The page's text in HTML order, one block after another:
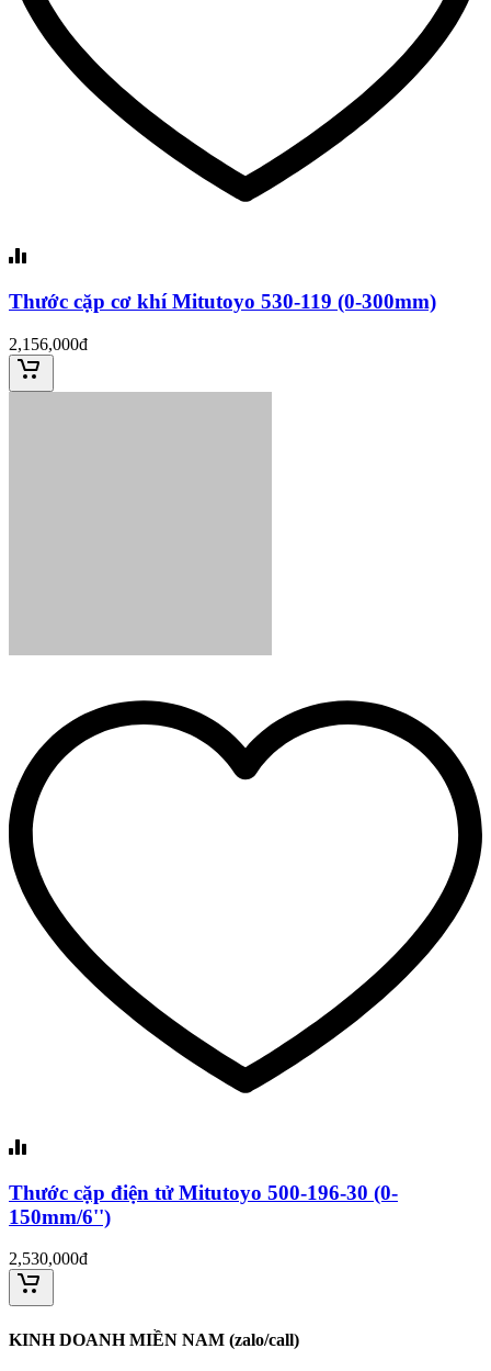
Thước cặp cơ khí Mitutoyo 530-119 (0-300mm)
2,156,000đ
Thước cặp điện tử Mitutoyo 500-196-30 (0-
150mm/6'')
2,530,000đ
KINH DOANH MIỀN NAM (zalo/call)